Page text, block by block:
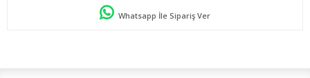
Whatsapp İle Sipariş Ver